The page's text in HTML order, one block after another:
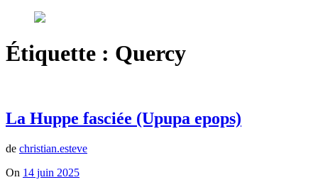
Étiquette : Quercy
La Huppe fasciée (Upupa epops)
de christian.esteve
On 14 juin 2025